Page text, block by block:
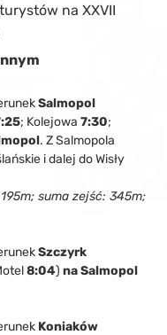
na XXVII
Salmopol
; Kolejowa7:30;
. Z Salmopola
i dalej do Wisły
suma zejść: 345m;
Szczyrk
8:04)na Salmopol
Koniaków